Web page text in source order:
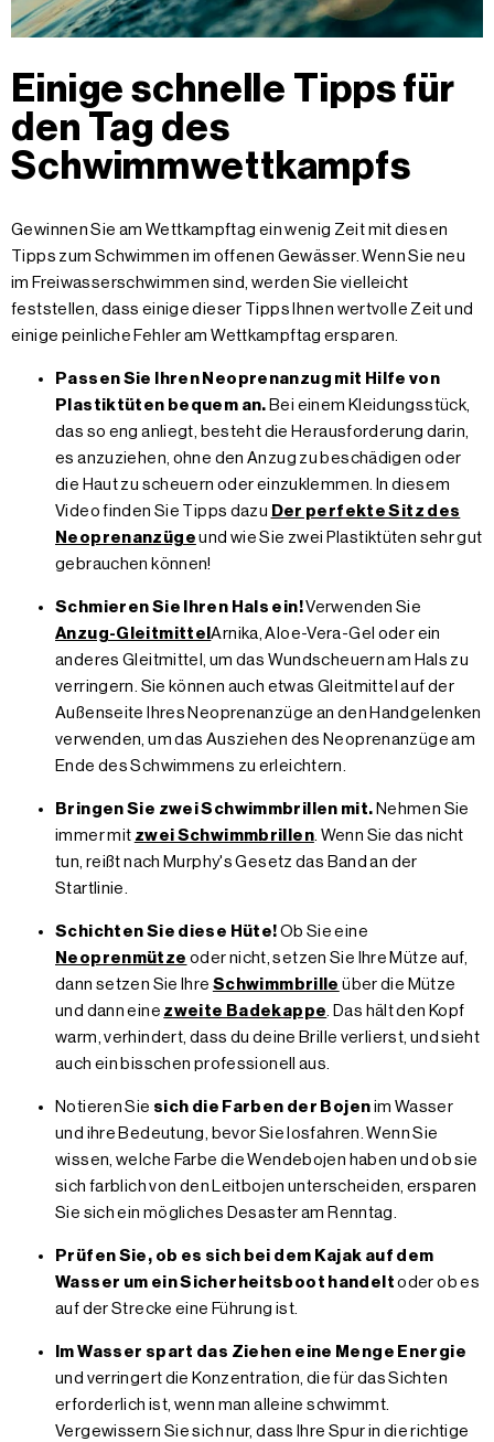
Einige schnelle Tipps für
den Tag des
Schwimmwettkampfs
Gewinnen Sie am Wettkampftag ein wenig Zeit mit diesen
Tipps zum Schwimmen im offenen Gewässer. Wenn Sie neu
im Freiwasserschwimmen sind, werden Sie vielleicht
feststellen, dass einige dieser Tipps Ihnen wertvolle Zeit und
einige peinliche Fehler am Wettkampftag ersparen.
Passen Sie Ihren Neoprenanzug mit Hilfe von
Plastiktüten bequem an. Bei einem Kleidungsstück,
das so eng anliegt, besteht die Herausforderung darin,
es anzuziehen, ohne den Anzug zu beschädigen oder
die Haut zu scheuern oder einzuklemmen. In diesem
Video finden Sie Tipps dazu Der perfekte Sitz des
Neoprenanzüge und wie Sie zwei Plastiktüten sehr gut
gebrauchen können!
Schmieren Sie Ihren Hals ein!Verwenden Sie
Anzug-GleitmittelArnika, Aloe-Vera-Gel oder ein
anderes Gleitmittel, um das Wundscheuern am Hals zu
verringern. Sie können auch etwas Gleitmittel auf der
Außenseite Ihres Neoprenanzüge an den Handgelenken
verwenden, um das Ausziehen des Neoprenanzüge am
Ende des Schwimmens zu erleichtern.
Bringen Sie zwei Schwimmbrillen mit. Nehmen Sie
immer mit zwei Schwimmbrillen. Wenn Sie das nicht
tun, reißt nach Murphy's Gesetz das Band an der
Startlinie.
Schichten Sie diese Hüte! Ob Sie eine
Neoprenmütze oder nicht, setzen Sie Ihre Mütze auf,
dann setzen Sie Ihre Schwimmbrille über die Mütze
und dann eine zweite Badekappe. Das hält den Kopf
warm, verhindert, dass du deine Brille verlierst, und sieht
auch ein bisschen professionell aus.
Notieren Sie sich die Farben der Bojen im Wasser
und ihre Bedeutung, bevor Sie losfahren. Wenn Sie
wissen, welche Farbe die Wendebojen haben und ob sie
sich farblich von den Leitbojen unterscheiden, ersparen
Sie sich ein mögliches Desaster am Renntag.
Prüfen Sie, ob es sich bei dem Kajak auf dem
Wasser um ein Sicherheitsboot handelt oder ob es
auf der Strecke eine Führung ist.
Im Wasser spart das Ziehen eine Menge Energie
und verringert die Konzentration, die für das Sichten
erforderlich ist, wenn man alleine schwimmt.
Vergewissern Sie sich nur, dass Ihre Spur in die richtige